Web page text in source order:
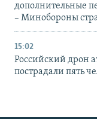
дополнительные
– Минобороны
15:02
Российский дрон
пострадали пять